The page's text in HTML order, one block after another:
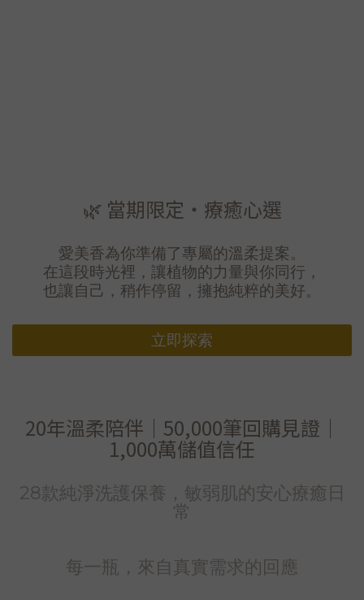
🌿 當期限定・療癒心選
愛美香為你準備了專屬的溫柔提案。
在這段時光裡，讓植物的力量與你同行，
也讓自己，稍作停留，擁抱純粹的美好。
立即探索
20年溫柔陪伴｜50,000筆回購見證｜
1,000萬儲值信任
28款純淨洗護保養，敏弱肌的安心療癒日
常
每一瓶，來自真實需求的回應